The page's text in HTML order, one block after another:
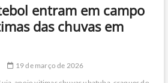
entram em campo
das chuvas em
19 de março de 2026